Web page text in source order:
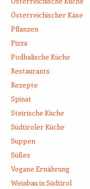
Österreichischer Käse
Pflanzen
Pizza
Podhalische Küche
Restaurants
Rezepte
Spinat
Steirische Küche
Südtiroler Küche
Suppen
Süßes
Vegane Ernährung
Weinbau in Südtirol